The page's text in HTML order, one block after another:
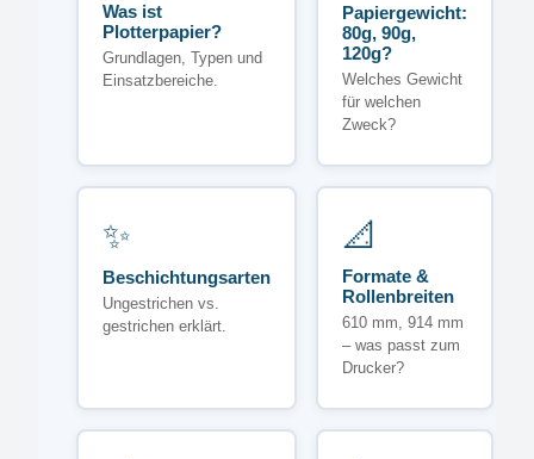
Was ist
Plotterpapier?
Grundlagen, Typen und
Einsatzbereiche.
Papiergewicht:
80g, 90g,
120g?
Welches Gewicht
für welchen
Zweck?
✨
Beschichtungsarten
Ungestrichen vs.
gestrichen erklärt.
📐
Formate &
Rollenbreiten
610 mm, 914 mm
– was passt zum
Drucker?